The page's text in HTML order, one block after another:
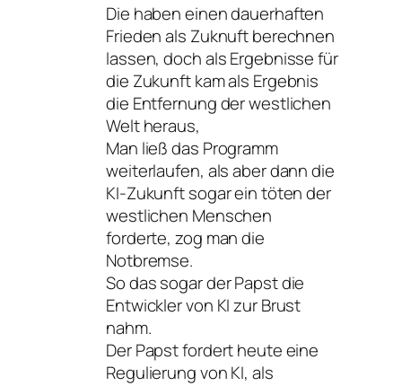
Die haben einen dauerhaften
Frieden als Zuknuft berechnen
lassen, doch als Ergebnisse für
die Zukunft kam als Ergebnis
die Entfernung der westlichen
Welt heraus,
Man ließ das Programm
weiterlaufen, als aber dann die
KI-Zukunft sogar ein töten der
westlichen Menschen
forderte, zog man die
Notbremse.
So das sogar der Papst die
Entwickler von KI zur Brust
nahm.
Der Papst fordert heute eine
Regulierung von KI, als